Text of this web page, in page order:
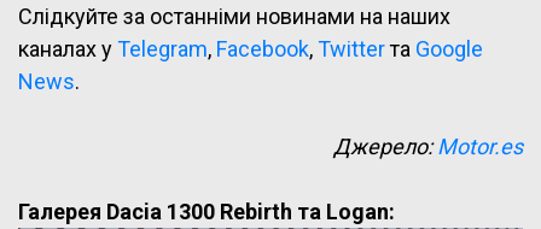
Слідкуйте за останніми новинами на наших
каналах уTelegram, Facebook,Twitterта Google
News.
Джерело:Motor.es
Галерея Dacia 1300 Rebirth та Logan: